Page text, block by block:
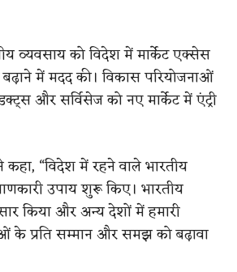
व्यवसाय को विदेश में मार्केट एक्सेस
में मदद की। विकास परियोजनाओं
और सर्विसेज को नए मार्केट में एंट्री
कहा, “विदेश में रहने वाले भारतीय
उपाय शुरू किए। भारतीय
किया और अन्य देशों में हमारी
के प्रति सम्मान और समझ को बढ़ावा